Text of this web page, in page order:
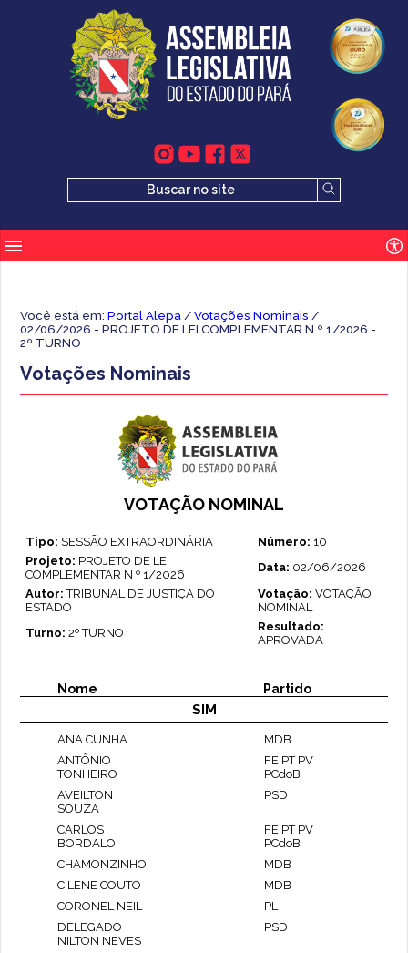
Você está em:Portal Alepa /Votações Nominais /
02/06/2026 - PROJETO DE LEI COMPLEMENTAR N º 1/2026 -
2º TURNO
Votações Nominais
VOTAÇÃO NOMINAL
Tipo: SESSÃO EXTRAORDINÁRIA Número: 10
Projeto: PROJETO DE LEI
COMPLEMENTAR N º 1/2026
Data: 02/06/2026
Autor: TRIBUNAL DE JUSTIÇA DO
ESTADO
Votação: VOTAÇÃO
NOMINAL
Turno: 2º TURNO
Resultado:
APROVADA
Nome Partido
SIM
ANA CUNHA
MDB
ANTÔNIO
TONHEIRO
FE PT PV
PCdoB
AVEILTON
SOUZA
PSD
CARLOS
BORDALO
FE PT PV
PCdoB
CHAMONZINHO
MDB
CILENE COUTO
MDB
CORONEL NEIL
PL
DELEGADO
NILTON NEVES
PSD